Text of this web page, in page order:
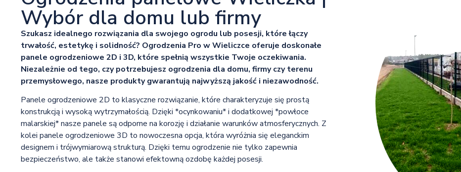
Wybór dla domu lub firmy
Szukasz idealnego rozwiązania dla swojego ogrodu lub posesji, które łączy
trwałość, estetykę i solidność? Ogrodzenia Pro w Wieliczce oferuje doskonałe
panele ogrodzeniowe 2D i 3D, które spełnią wszystkie Twoje oczekiwania.
Niezależnie od tego, czy potrzebujesz ogrodzenia dla domu, firmy czy terenu
przemysłowego, nasze produkty gwarantują najwyższą jakość i niezawodność.
Panele ogrodzeniowe 2D to klasyczne rozwiązanie, które charakteryzuje się prostą
konstrukcją i wysoką wytrzymałością. Dzięki *ocynkowaniu* i dodatkowej *powłoce
malarskiej* nasze panele są odporne na korozję i działanie warunków atmosferycznych. Z
kolei panele ogrodzeniowe 3D to nowoczesna opcja, która wyróżnia się eleganckim
designem i trójwymiarową strukturą. Dzięki temu ogrodzenie nie tylko zapewnia
bezpieczeństwo, ale także stanowi efektowną ozdobę każdej posesji.